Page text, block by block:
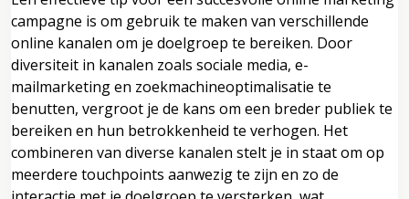
campagne is om gebruik te maken van verschillende
online kanalen om je doelgroep te bereiken. Door
diversiteit in kanalen zoals sociale media, e-
mailmarketing en zoekmachineoptimalisatie te
benutten, vergroot je de kans om een breder publiek te
bereiken en hun betrokkenheid te verhogen. Het
combineren van diverse kanalen stelt je in staat om op
meerdere touchpoints aanwezig te zijn en zo de